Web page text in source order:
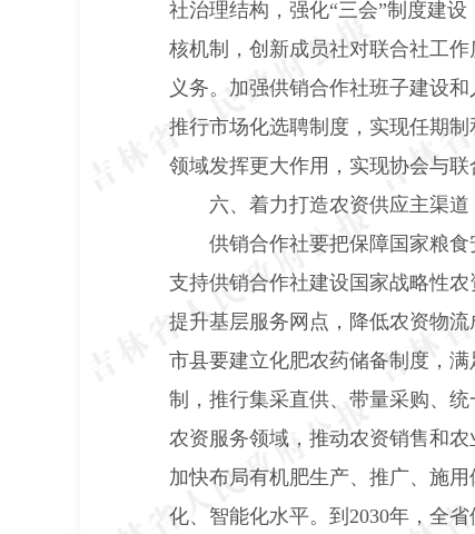
社治理结构，强化“三会”制度建
核机制，创新成员社对联合社工
义务。加强供销合作社班子建设
推行市场化选聘制度，实现任期
领域发挥更大作用，实现协会与联
六、着力打造农资供应主渠道
供销合作社要把保障国家粮
支持供销合作社建设国家战略性
提升基层服务网点，降低农资物
市县要建立化肥农药储备制度，
制，推行集采直供、带量采购、
农资服务领域，推动农资销售和
加快布局有机肥生产、推广、施
化、智能化水平。到 2030年，全省